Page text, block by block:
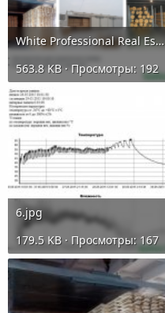
White Professional Real Estate Facebook Post (15).png
563.8 KB · Просмотры: 192
6.jpg
179.5 KB · Просмотры: 167